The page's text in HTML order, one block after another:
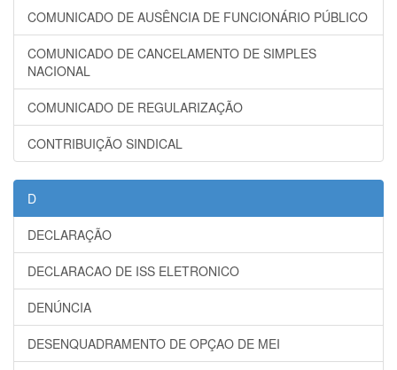
COMUNICADO DE AUSÊNCIA DE FUNCIONÁRIO PÚBLICO
COMUNICADO DE CANCELAMENTO DE SIMPLES
NACIONAL
COMUNICADO DE REGULARIZAÇÃO
CONTRIBUIÇÃO SINDICAL
D
DECLARAÇÃO
DECLARACAO DE ISS ELETRONICO
DENÚNCIA
DESENQUADRAMENTO DE OPÇAO DE MEI